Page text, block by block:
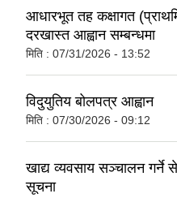
आधारभूत तह कक्षागत
दरखास्त आह्वान सम्बन्धमा
मिति : 07/31/2026 - 13:52
विदुयुतिय बोलपत्र आह्वान
मिति : 07/30/2026 - 09:12
खाद्य व्यवसाय सञ्चालन गर्ने
सूचना